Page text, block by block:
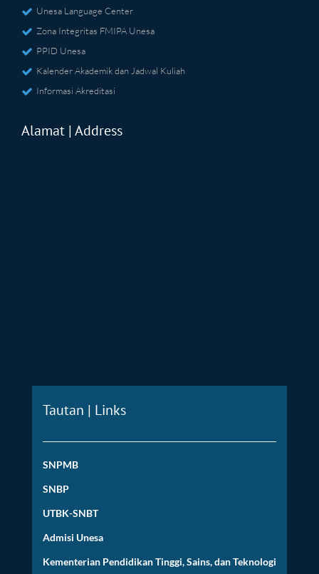
Unesa Language Center
Zona Integritas FMIPA Unesa
PPID Unesa
Kalender Akademik dan Jadwal Kuliah
Informasi Akreditasi
Alamat | Address
Tautan | Links
SNPMB
SNBP
UTBK-SNBT
Admisi Unesa
Kementerian Pendidikan Tinggi, Sains, dan Teknologi